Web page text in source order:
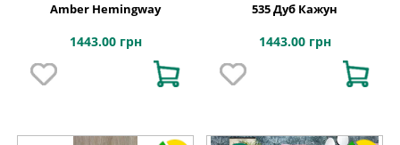
Amber Hemingway
1443.00 грн
535 Дуб Кажун
1443.00 грн